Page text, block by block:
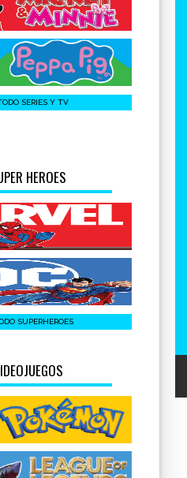
SERIES Y TV
HEROES
SUPERHEROES
de privacidad
0.133 seg /